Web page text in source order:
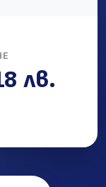
лв.